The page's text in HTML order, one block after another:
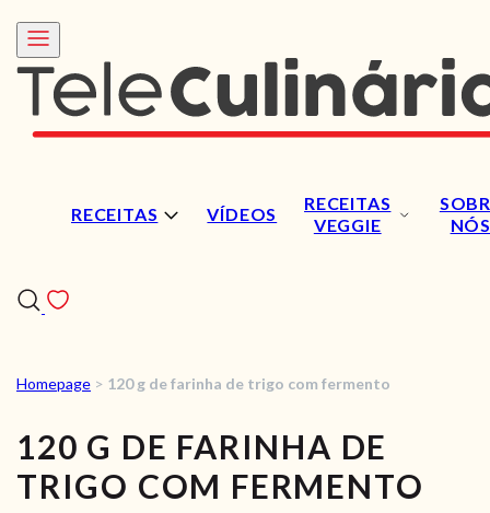
RECEITAS VÍDEOS
RECEITAS
VEGGIE
NÓS
RECEITAS
VÍDEOS
RECEITAS VEGGIE
Homepage > 120 g de farinha de trigo com fermento
120 G DE FARINHA DE
TRIGO COM FERMENTO